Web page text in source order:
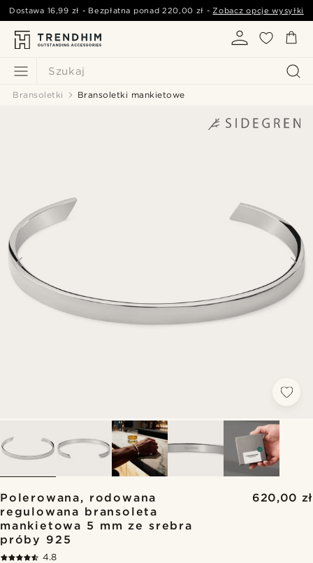
Szukaj
Dostawa 16,99 zł - Bezpłatna ponad220,00 zł -Zobacz opcje wysyłki
Bransoletki Bransoletki mankietowe
Polerowana, rodowana
regulowana bransoleta
mankietowa 5 mm ze srebra
próby 925
620,00 zł
4.8